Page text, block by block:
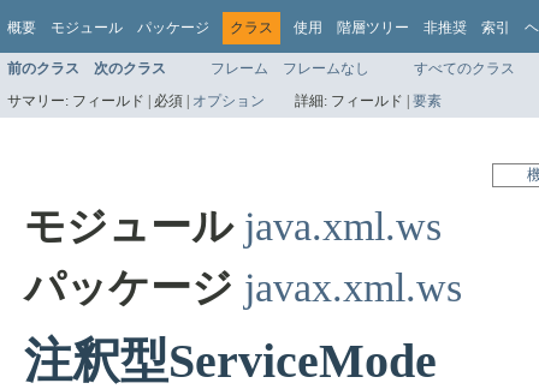
概要 モジュール パッケージ クラス 使用 階層ツリー 非推奨 索引
前のクラス 次のクラス フレーム フレームなし
すべてのクラス
サマリー: フィールド | 必須 | オプション 詳細: フィールド | 要素
モジュール java.xml.ws
パッケージ javax.xml.ws
注釈型ServiceMode